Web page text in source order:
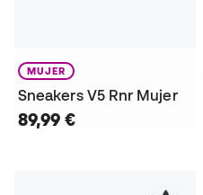
MUJER
Sneakers V5 Rnr Mujer
89,99 €